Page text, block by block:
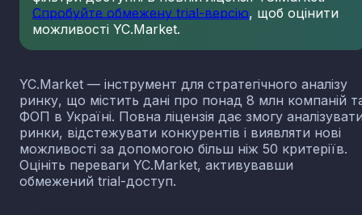
Спробуйте обмежену trial-версію, щоб оцінити
можливості YC.Market.
YC.Market — інструмент для стратегічного аналізу
ринку, що містить дані про понад 8 млн компаній
ФОП в Україні. Повна ліцензія дає змогу
ринки, відстежувати конкурентів і виявляти нові
можливості за допомогою більш ніж 50 критеріїв.
Оцініть переваги YC.Market, активувавши
обмежений trial-доступ.